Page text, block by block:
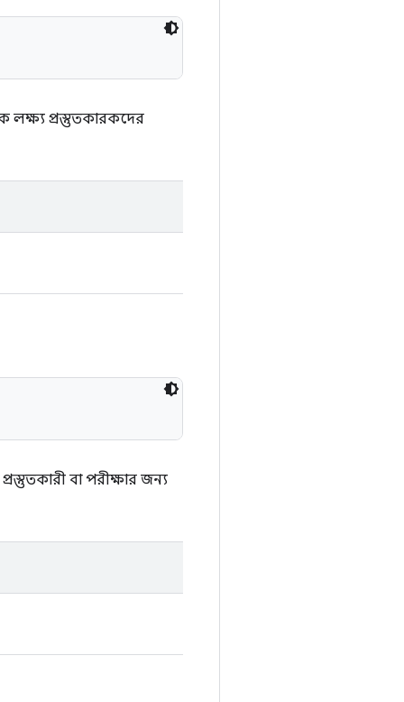
লক্ষ্য প্রস্তুতকারকদের
বা পরীক্ষার জন্য